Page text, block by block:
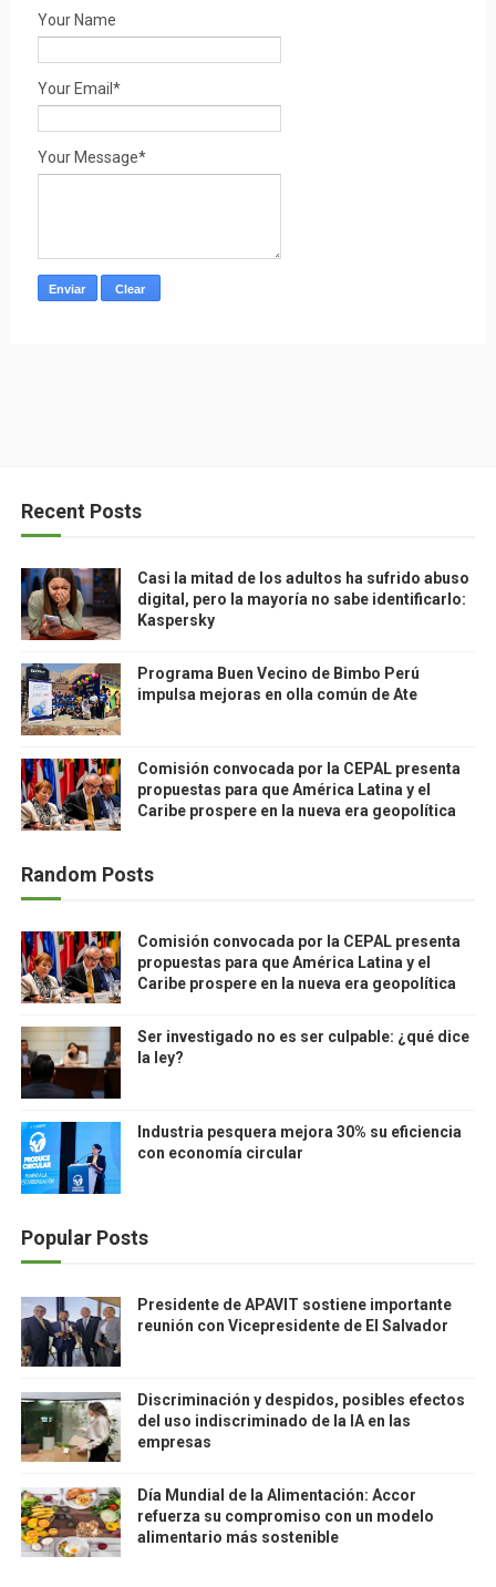
Your Name
Your Email*
Your Message*
Recent Posts
Casi la mitad de los adultos ha sufrido abuso
digital, pero la mayoría no sabe identificarlo:
Kaspersky
Programa Buen Vecino de Bimbo Perú
impulsa mejoras en olla común de Ate
Comisión convocada por la CEPAL presenta
propuestas para que América Latina y el
Caribe prospere en la nueva era geopolítica
Random Posts
Comisión convocada por la CEPAL presenta
propuestas para que América Latina y el
Caribe prospere en la nueva era geopolítica
Ser investigado no es ser culpable: ¿qué dice
la ley?
Industria pesquera mejora 30% su eficiencia
con economía circular
Popular Posts
Presidente de APAVIT sostiene importante
reunión con Vicepresidente de El Salvador
Discriminación y despidos, posibles efectos
del uso indiscriminado de la IA en las
empresas
Día Mundial de la Alimentación: Accor
refuerza su compromiso con un modelo
alimentario más sostenible